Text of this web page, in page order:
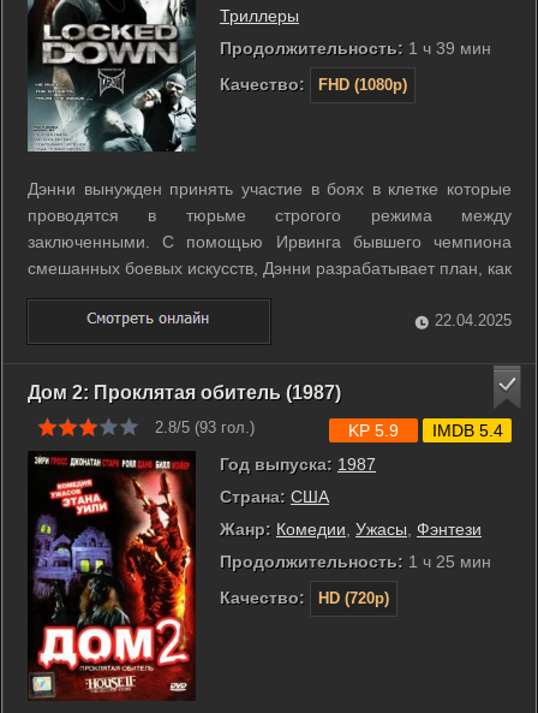
Триллеры
Продолжительность: 1 ч 39 мин
Качество:
FHD (1080p)
Дэнни вынужден принять участие в боях в клетке которые
проводятся в тюрьме строгого режима между
заключенными. С помощью Ирвинга бывшего чемпиона
смешанных боевых искусств, Дэнни разрабатывает план, как
сбежать, но план сработает в случае, если он сможет
победить в бою и выйти живым из клетки… ...
22.04.2025
Дом 2: Проклятая обитель (1987)
2.8/5 (93 гол.)
Год выпуска: 1987
Страна: США
Жанр: Комедии Ужасы Фэнтези
Продолжительность: 1 ч 25 мин
Качество:
HD (720p)
KP 5.9 IMDB 5.4